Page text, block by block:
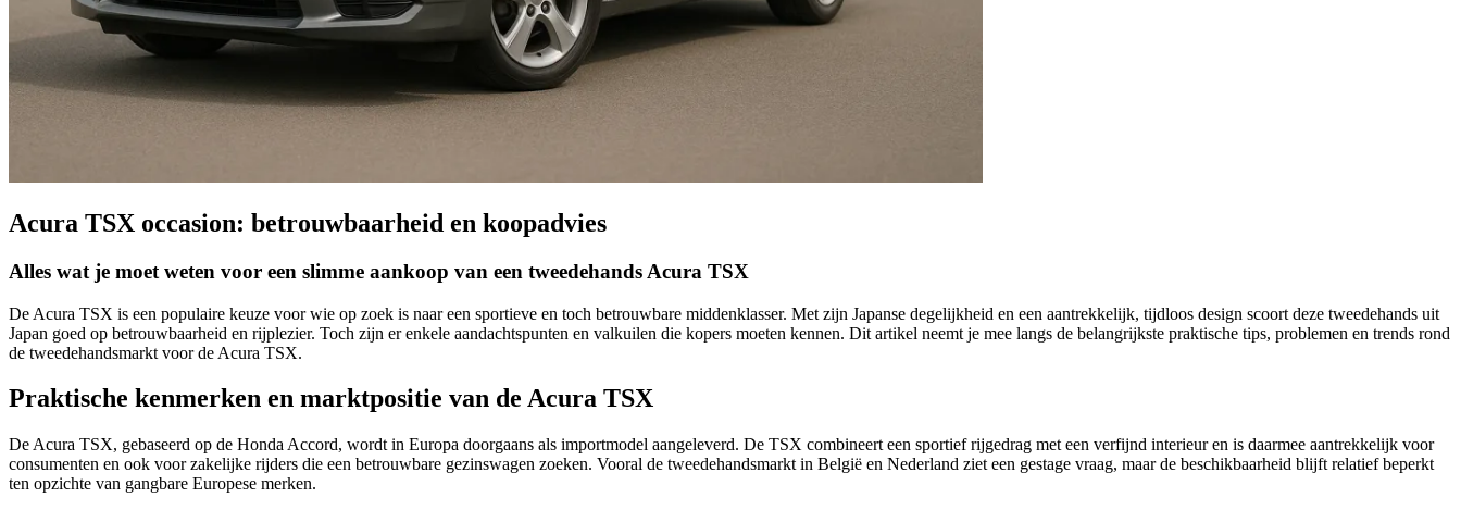
Acura TSX occasion: betrouwbaarheid en koopadvies
Alles wat je moet weten voor een slimme aankoop van een tweedehands Acura TSX
De Acura TSX is een populaire keuze voor wie op zoek is naar een sportieve en toch betrouwbare middenklasser. Met zijn Japanse degelijkheid en een aantrekkelijk, tijdloos design scoort deze tweedehands uit
Japan goed op betrouwbaarheid en rijplezier. Toch zijn er enkele aandachtspunten en valkuilen die kopers moeten kennen. Dit artikel neemt je mee langs de belangrijkste praktische tips, problemen en trends rond
de tweedehandsmarkt voor de Acura TSX.
Praktische kenmerken en marktpositie van de Acura TSX
De Acura TSX, gebaseerd op de Honda Accord, wordt in Europa doorgaans als importmodel aangeleverd. De TSX combineert een sportief rijgedrag met een verfijnd interieur en is daarmee aantrekkelijk voor
consumenten en ook voor zakelijke rijders die een betrouwbare gezinswagen zoeken. Vooral de tweedehandsmarkt in België en Nederland ziet een gestage vraag, maar de beschikbaarheid blijft relatief beperkt
ten opzichte van gangbare Europese merken.